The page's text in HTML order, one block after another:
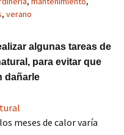
, verano
algunas tareas de
para evitar que
dañarle
meses de calor varía